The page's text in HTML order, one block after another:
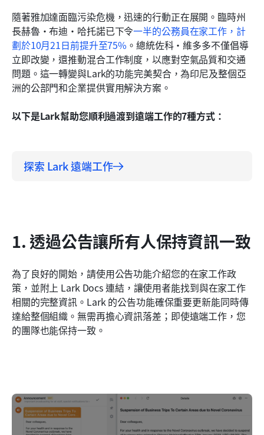
隨著雅加達面臨污染危機，迅速的行動正在展開。臨時州
長赫魯·布迪·哈托諾已下令一半的公務員在家工作，計
劃於10月21日前提升至75% 。總統佐科·維多多不僅倡導
立即改變，還推動混合工作制度，以應對空氣品質和交通
問題。這一轉變與Lark的功能完美契合，為印尼及整個亞
洲的公部門和企業提供實用解決方案。
以下是Lark幫助您順利過渡到遠端工作的7種方式：
探索 Lark 遠端工作
1. 透過公告讓所有人保持資訊一致
為了良好的開始，請使用公告功能介紹您的在家工作政
策，並附上 Lark Docs 連結，讓使用者能找到與在家工作
相關的完整資訊。Lark 的公告功能確保重要更新能同時傳
達給整個組織。無需再擔心資訊落差；即使遠端工作，您
的團隊也能保持一致。
5. Lark Docs：您的協作白板
6. 智慧排程以提升生產力
7. 提升員工參與度
Lark 的力量